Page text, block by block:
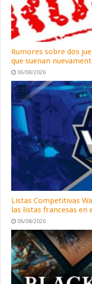
Rumores sobre dos
que suenan
06/08/2026
Listas Competitivas
las listas francesas en
06/08/2026